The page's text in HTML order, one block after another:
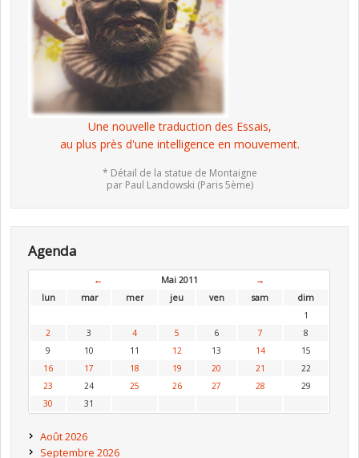
Une nouvelle traduction des Essais,
au plus près d'une intelligence en mouvement.
* Détail de la statue de Montaigne
par Paul Landowski (Paris 5ème)
Agenda
← Mai 2011
→
lun
mar mer jeu ven sam
dim
1
2
3 4 5 6 7
8
9
10 11 12 13 14
15
16
17 18 19 20 21
22
23
24 25 26 27 28
29
30
31
Août 2026
Septembre 2026